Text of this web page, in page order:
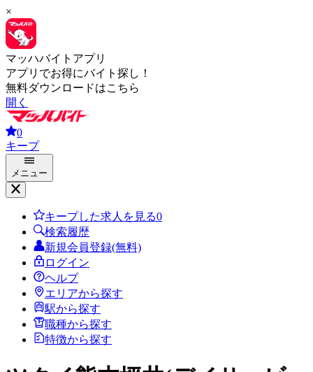
×
マッハバイトアプリ
アプリでお得にバイト探し！
無料ダウンロードはこちら
開く
0
キープ
メニュー
キープした求人を見る0
検索履歴
新規会員登録(無料)
ログイン
ヘルプ
エリアから探す
駅から探す
職種から探す
特徴から探す